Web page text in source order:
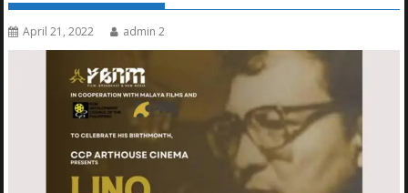
April 21, 2022 admin 2